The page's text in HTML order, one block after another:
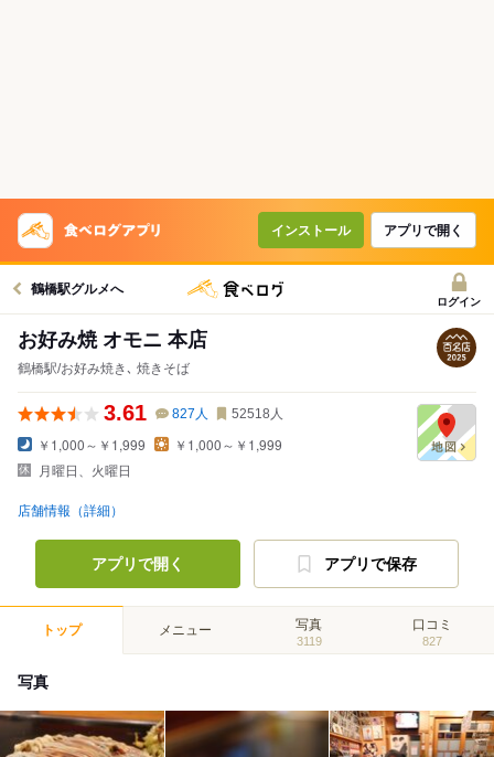
インストール アプリで開く
鶴橋駅グルメへ
ログイン
お好み焼 オモニ 本店
鶴橋駅/お好み焼き､ 焼きそば
3.61 827 人 52518 人
￥1,000～￥1,999
￥1,000～￥1,999
月曜日、火曜日
店舗情報（詳細）
アプリで開く アプリで保存
トップ メニュー 写真
3119
口コミ
827
写真